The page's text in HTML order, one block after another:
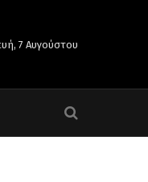
7 Αυγούστου